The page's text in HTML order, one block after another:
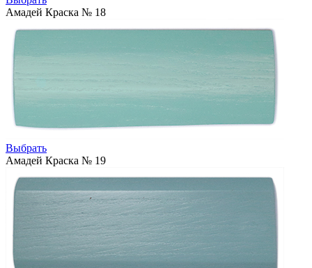
Амадей Краска № 18
Выбрать
Амадей Краска № 19